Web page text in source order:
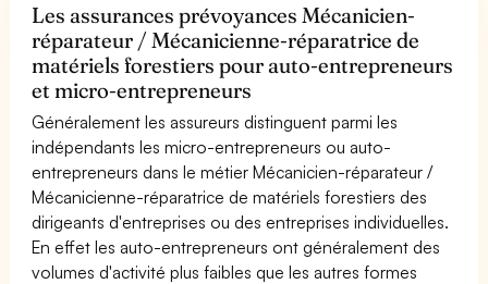
Les assurances prévoyances Mécanicien-
réparateur / Mécanicienne-réparatrice de
matériels forestiers pour auto-entrepreneurs
et micro-entrepreneurs
Généralement les assureurs distinguent parmi les
indépendants les micro-entrepreneurs ou auto-
entrepreneurs dans le métier Mécanicien-réparateur /
Mécanicienne-réparatrice de matériels forestiers des
dirigeants d'entreprises ou des entreprises individuelles.
En effet les auto-entrepreneurs ont généralement des
volumes d'activité plus faibles que les autres formes